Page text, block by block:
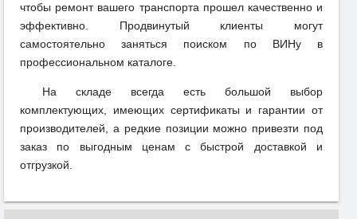
чтобы ремонт вашего транспорта прошел качественно и
эффективно. Продвинутый клиенты могут
самостоятельно заняться поиском по ВИНу в
профессиональном каталоге.
На складе всегда есть большой выбор
комплектующих, имеющих сертификаты и гарантии от
производителей, а редкие позиции можно привезти под
заказ по выгодным ценам с быстрой доставкой и
отгрузкой.